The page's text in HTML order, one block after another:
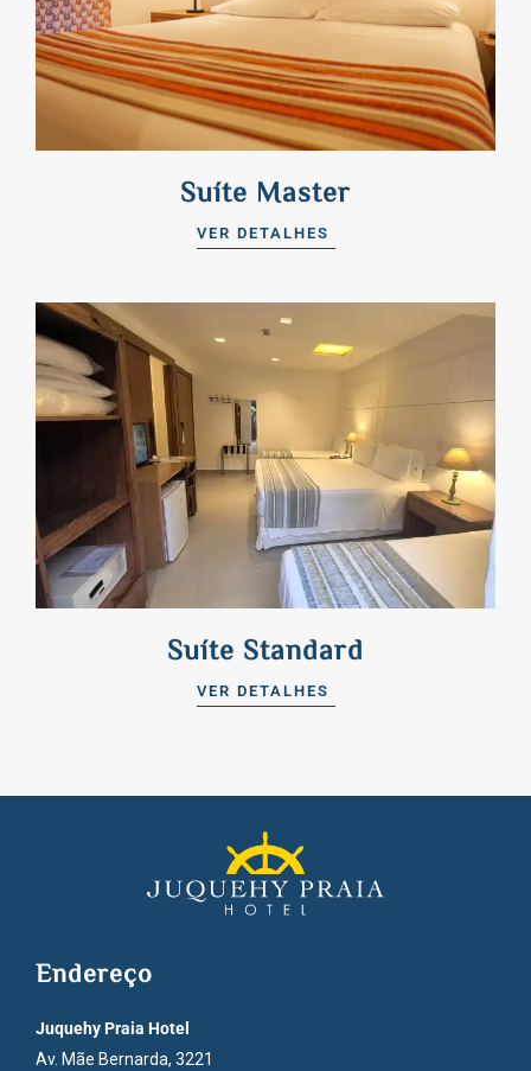
Suíte Master
VER DETALHES
Suíte Standard
VER DETALHES
Endereço
Juquehy Praia Hotel
Av. Mãe Bernarda, 3221